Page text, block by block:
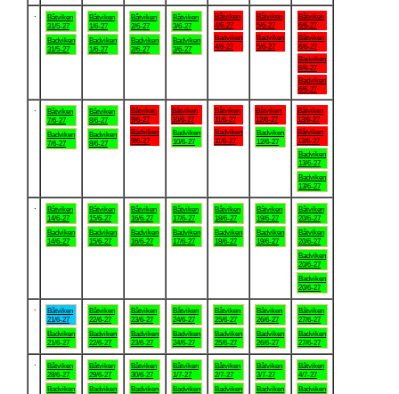
Båtviken
31/5-27
Badviken
31/5-27
Båtviken
1/6-27
Badviken
1/6-27
Båtviken
2/6-27
Badviken
2/6-27
Båtviken
3/6-27
Badviken
3/6-27
Båtviken
4/6-27
Badviken
4/6-27
Båtviken
5/6-27
Badviken
5/6-27
Båtviken
6/6-27
Båtviken
6/6-27
Badviken
6/6-27
Badviken
6/6-27
Båtviken
7/6-27
Badviken
7/6-27
Båtviken
8/6-27
Badviken
8/6-27
Båtviken
9/6-27
Badviken
9/6-27
Båtviken
10/6-27
Badviken
10/6-27
Båtviken
11/6-27
Badviken
11/6-27
Båtviken
12/6-27
Badviken
12/6-27
Båtviken
13/6-27
Båtviken
13/6-27
Badviken
13/6-27
Badviken
13/6-27
Båtviken
14/6-27
Badviken
14/6-27
Båtviken
15/6-27
Badviken
15/6-27
Båtviken
16/6-27
Badviken
16/6-27
Båtviken
17/6-27
Badviken
17/6-27
Båtviken
18/6-27
Badviken
18/6-27
Båtviken
19/6-27
Badviken
19/6-27
Båtviken
20/6-27
Båtviken
20/6-27
Badviken
20/6-27
Badviken
20/6-27
Båtviken
21/6-27
Badviken
21/6-27
Båtviken
22/6-27
Badviken
22/6-27
Båtviken
23/6-27
Badviken
23/6-27
Båtviken
24/6-27
Badviken
24/6-27
Båtviken
25/6-27
Badviken
25/6-27
Båtviken
26/6-27
Badviken
26/6-27
Båtviken
27/6-27
Badviken
27/6-27
Båtviken
28/6-27
Badviken
Båtviken
29/6-27
Badviken
Båtviken
30/6-27
Badviken
Båtviken
1/7-27
Badviken
Båtviken
2/7-27
Badviken
Båtviken
3/7-27
Badviken
Båtviken
4/7-27
Badviken